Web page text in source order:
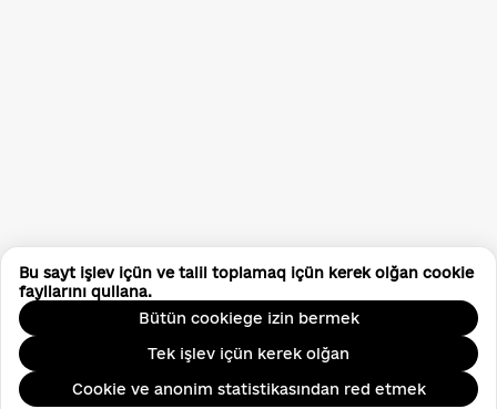
Bu sayt işlev içün ve talil toplamaq içün kerek olğan cookie
fayllarını qullana.
Bütün cookiege izin bermek
Tek işlev içün kerek olğan
Cookie ve anonim statistikasından red etmek